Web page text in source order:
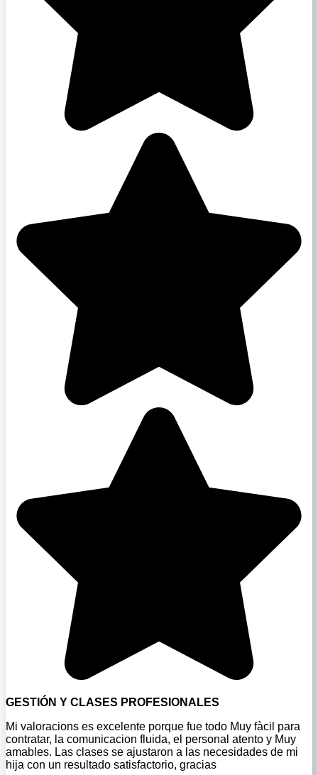
GESTIÓN Y CLASES PROFESIONALES
Mi valoracions es excelente porque fue todo Muy fàcil para
contratar, la comunicacion fluida, el personal atento y Muy
amables. Las clases se ajustaron a las necesidades de mi
hija con un resultado satisfactorio, gracias